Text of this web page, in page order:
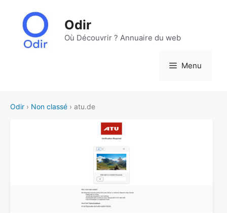
contenu
Odir
Où Découvrir ? Annuaire du web
Menu
Odir › Non classé › atu.de